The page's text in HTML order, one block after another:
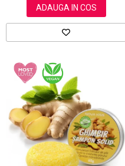
ADAUGA IN COS